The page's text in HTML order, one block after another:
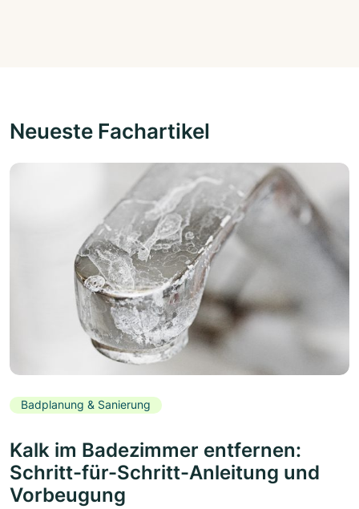
Neueste Fachartikel
Badplanung & Sanierung
Kalk im Badezimmer entfernen:
Schritt-für-Schritt-Anleitung und
Vorbeugung